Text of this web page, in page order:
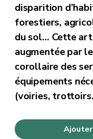
disparition
forestiers,
du sol… Cette
augmentée par
corollaire des
équipements
(voiries,